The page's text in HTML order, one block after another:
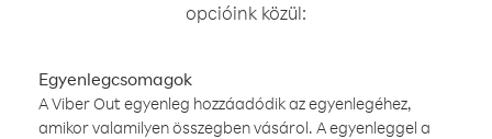
opcióink közül:
Egyenlegcsomagok
A Viber Out egyenleg hozzáadódik az egyenlegéhez,
amikor valamilyen összegben vásárol. A egyenleggel a